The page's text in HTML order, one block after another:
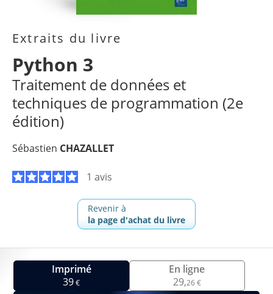
Extraits du livre
Python 3
Traitement de données et
techniques de programmation (2e
édition)
Sébastien CHAZALLET
1 avis
Revenir à
la page d'achat du livre
Imprimé
39€
En ligne
29,26 €